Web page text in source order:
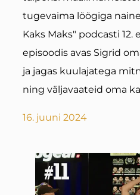
tugevaima löögiga
Kaks Maks" podcasti 12.
episoodis avas Sigrid
ja jagas kuulajatega
ning väljavaateid oma
16. juuni 2024